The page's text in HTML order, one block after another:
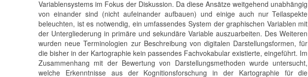
Variablensystems im Fokus der Diskussion. Da diese Ansätze weitgehend unabhängig
von einander sind (nicht aufeinander aufbauen) und einige auch nur Teilaspekte
beleuchten, ist es notwendig, ein umfassendes System der graphischen Variablen mit
der Untergliederung in primäre und sekundäre Variable auszuarbeiten. Des Weiteren
wurden neue Terminologien zur Beschreibung von digitalen Darstellungsformen, für
die bisher in der Kartographie kein passendes Fachvokabular existierte, eingeführt. Im
Zusammenhang mit der Bewertung von Darstellungsmethoden wurde untersucht,
welche Erkenntnisse aus der Kognitionsforschung in der Kartographie für die